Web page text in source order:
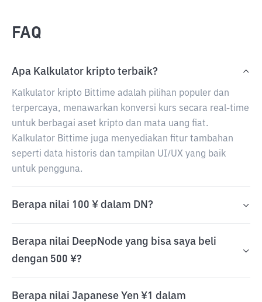
FAQ
Apa Kalkulator kripto terbaik?
Kalkulator kripto Bittime adalah pilihan populer dan
terpercaya, menawarkan konversi kurs secara real-time
untuk berbagai aset kripto dan mata uang fiat.
Kalkulator Bittime juga menyediakan fitur tambahan
seperti data historis dan tampilan UI/UX yang baik
untuk pengguna.
Berapa nilai 100 ¥ dalam DN?
Berapa nilai DeepNode yang bisa saya beli
dengan 500 ¥?
Berapa nilai Japanese Yen ¥1 dalam